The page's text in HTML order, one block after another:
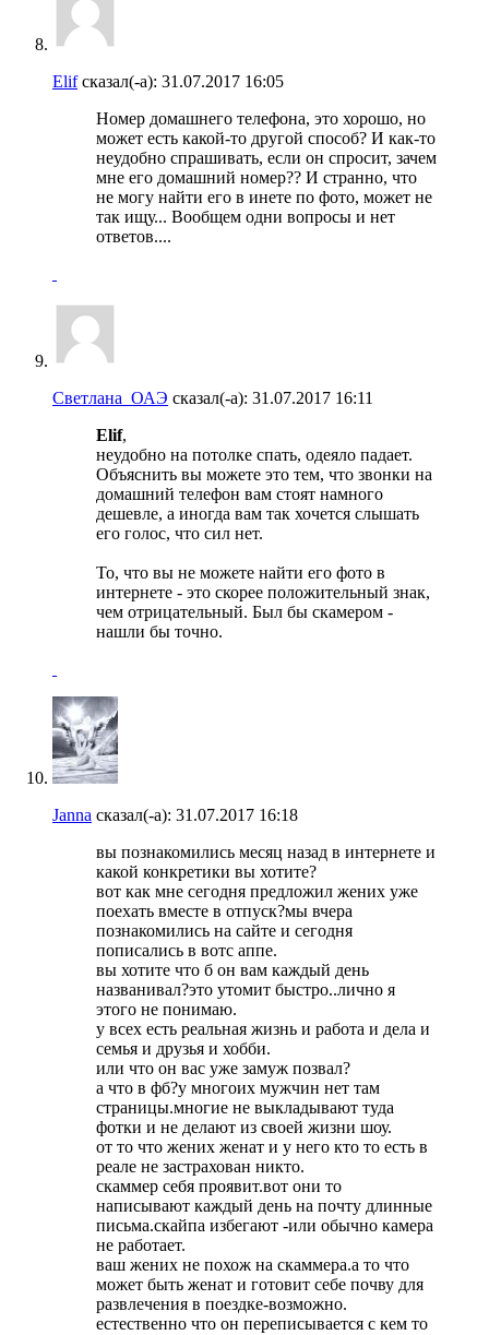
Elifсказал(-а): 31.07.2017 16:05
Номер домашнего телефона, это хорошо, но
может есть какой-то другой способ? И как-то
неудобно спрашивать, если он спросит, зачем
мне его домашний номер?? И странно, что
не могу найти его в инете по фото, может не
так ищу... Вообщем одни вопросы и нет
ответов....
Светлана_ОАЭ сказал(-а): 31.07.2017 16:11
Elif,
неудобно на потолке спать, одеяло падает.
Объяснить вы можете это тем, что звонки на
домашний телефон вам стоят намного
дешевле, а иногда вам так хочется слышать
его голос, что сил нет.
То, что вы не можете найти его фото в
интернете - это скорее положительный знак,
чем отрицательный. Был бы скамером -
нашли бы точно.
Janna сказал(-а): 31.07.2017 16:18
вы познакомились месяц назад в интернете и
какой конкретики вы хотите?
вот как мне сегодня предложил жених уже
поехать вместе в отпуск?мы вчера
познакомились на сайте и сегодня
пописались в вотс аппе.
вы хотите что б он вам каждый день
названивал?это утомит быстро..лично я
этого не понимаю.
у всех есть реальная жизнь и работа и дела и
семья и друзья и хобби.
или что он вас уже замуж позвал?
а что в фб?у многоих мужчин нет там
страницы.многие не выкладывают туда
фотки и не делают из своей жизни шоу.
от то что жених женат и у него кто то есть в
реале не застрахован никто.
скаммер себя проявит.вот они то
написывают каждый день на почту длинные
письма.скайпа избегают -или обычно камера
не работает.
ваш жених не похож на скаммера.а то что
может быть женат и готовит себе почву для
развлечения в поездке-возможно.
естественно что он переписывается с кем то